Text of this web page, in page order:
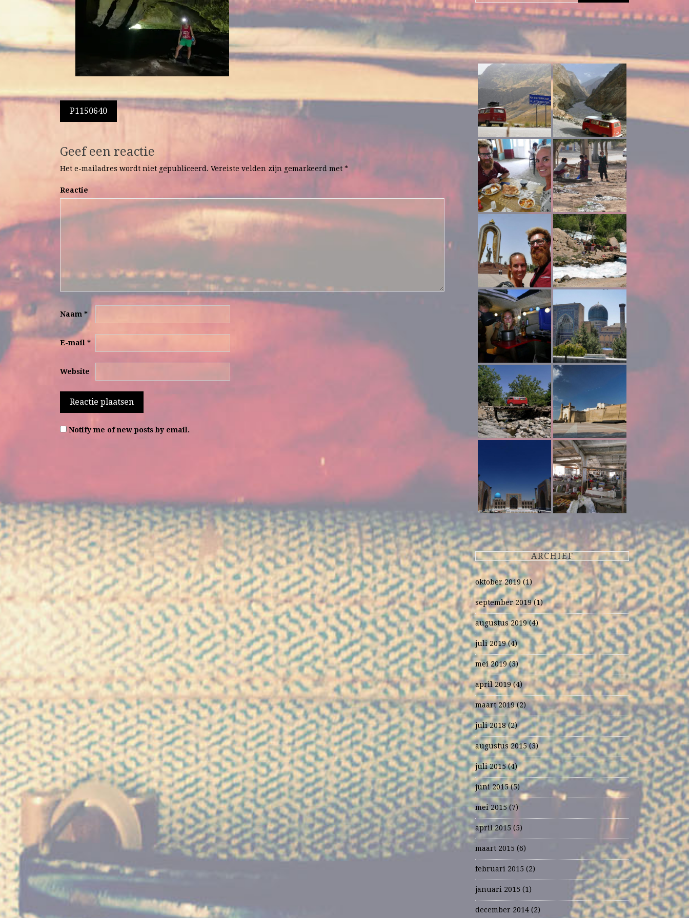
Berichtnavigatie
P1150640
Geef een reactie
Het e-mailadres wordt niet gepubliceerd. Vereiste velden zijn gemarkeerd met *
Reactie
Naam *
E-mail *
Website
Notify me of new posts by email.
ARCHIEF
oktober 2019(1)
september 2019(1)
augustus 2019(4)
juli 2019(4)
mei 2019(3)
april 2019(4)
maart 2019(2)
juli 2018(2)
augustus 2015(3)
juli 2015(4)
juni 2015(5)
mei 2015(7)
april 2015 (5)
maart 2015 (6)
februari 2015 (2)
januari 2015 (1)
december 2014 (2)